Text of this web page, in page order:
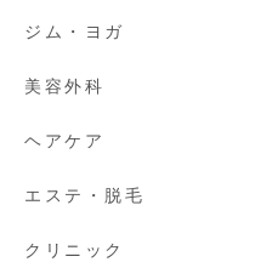
ジム・ヨガ
美容外科
ヘアケア
エステ・脱毛
クリニック